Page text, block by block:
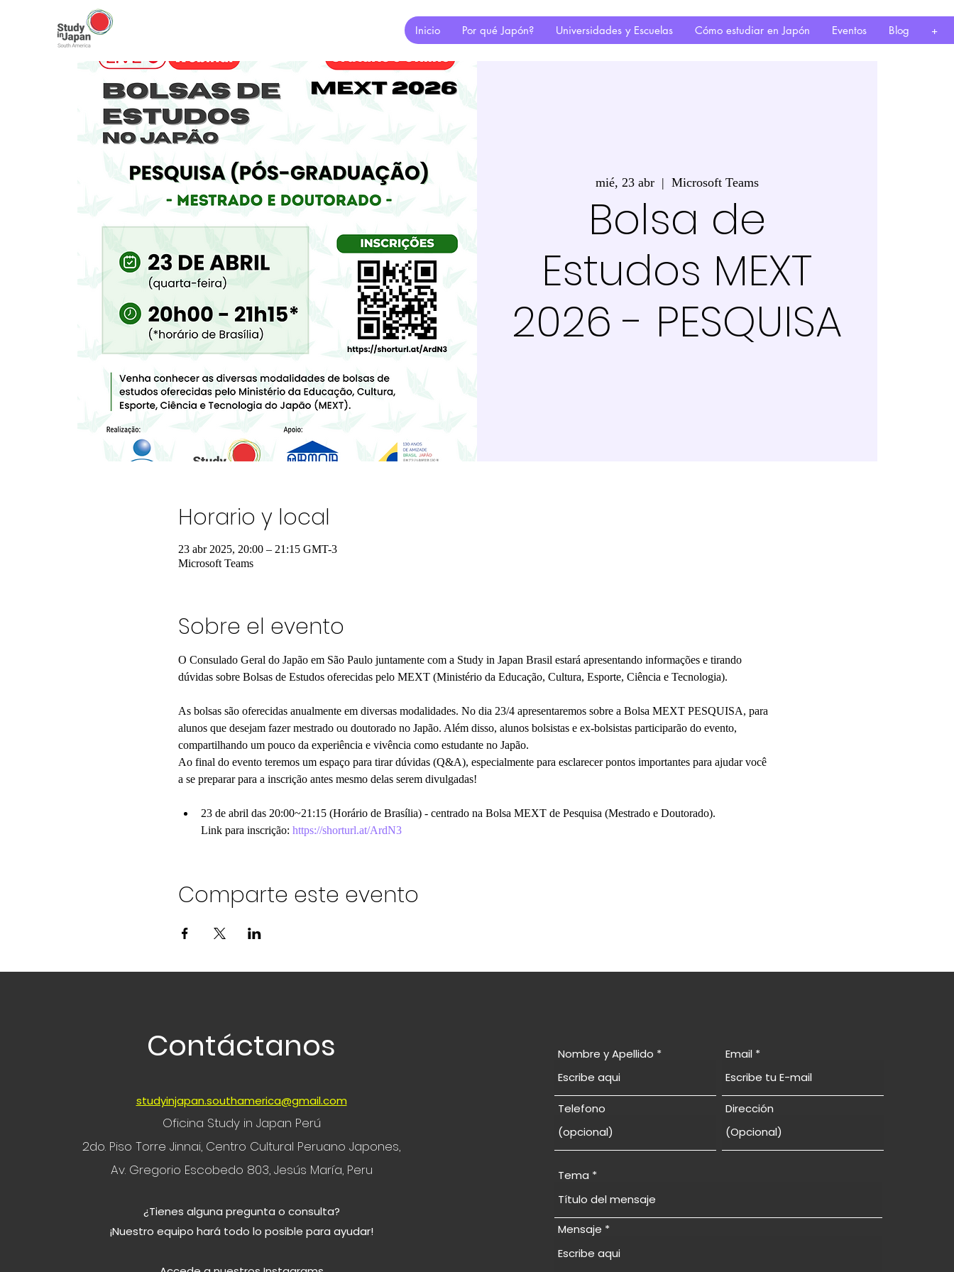
Inicio Por qué Japón? Universidades y Escuelas Cómo estudiar en Japón Eventos Blog +
mié, 23 abr
  |
Microsoft Teams
Bolsa de
Estudos MEXT
2026 - PESQUISA
Horario y local
23 abr 2025, 20:00 – 21:15 GMT-3
Microsoft Teams
Sobre el evento
O Consulado Geral do Japão em São Paulo juntamente com a Study in Japan Brasil estará apresentando informações e tirando
dúvidas sobre Bolsas de Estudos oferecidas pelo MEXT (Ministério da Educação, Cultura, Esporte, Ciência e Tecnologia).
As bolsas são oferecidas anualmente em diversas modalidades. No dia 23/4 apresentaremos sobre a Bolsa MEXT PESQUISA, para
alunos que desejam fazer mestrado ou doutorado no Japão. Além disso, alunos bolsistas e ex-bolsistas participarão do evento,
compartilhando um pouco da experiência e vivência como estudante no Japão.
Ao final do evento teremos um espaço para tirar dúvidas (Q&A), especialmente para esclarecer pontos importantes para ajudar você
a se preparar para a inscrição antes mesmo delas serem divulgadas!
23 de abril das 20:00~21:15 (Horário de Brasília) - centrado na Bolsa MEXT de Pesquisa (Mestrado e Doutorado).
Link para inscrição: https://shorturl.at/ArdN3
Comparte este evento
Contáctanos
studyinjapan.southamerica@gmail.com
Oficina Study in Japan Perú
2do. Piso Torre Jinnai, Centro Cultural Peruano Japones,
Av. Gregorio Escobedo 803, Jesús María, Peru
¿Tienes alguna pregunta o consulta?
¡Nuestro equipo hará todo lo posible para ayudar!
Nombre y Apellido Email
Telefono Dirección
Tema
Mensaje